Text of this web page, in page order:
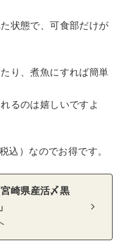
状態で、可食部だけが
り、煮魚にすれば簡単
るのは嬉しいですよ
込）なのでお得です。
崎県産活〆黒